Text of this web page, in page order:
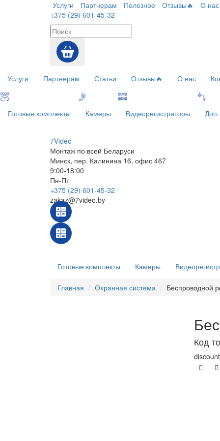
Услуги Партнерам Полезное Отзывы🔥 О нас
+375 (29) 601-45-32
Услуги Партнерам Статьи Отзывы🔥 О нас
Готовые комплекты Камеры Видеорегистраторы
7Video
Монтаж по всей Беларуси
Минск, пер. Калинина 16, офис 467
9:00-18:00
Пн-Пт
+375 (29) 601-45-32
zakaz@7video.by
Готовые комплекты Камеры
Главная Охранная система Беспроводной
Код
discount